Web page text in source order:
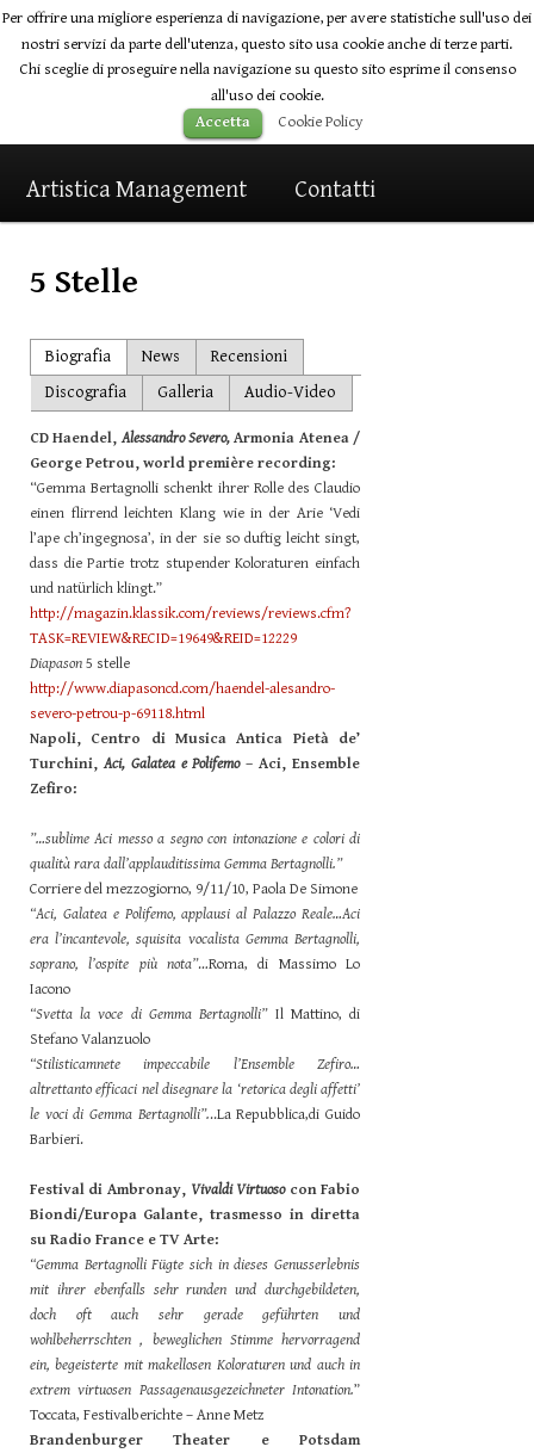
to
to
Artisti News
Artistica Management Contatti
5 Stelle
navigation
Biografia News
Recensioni
Discografia
Galleria Audio-Video
CD Haendel,Alessandro Severo, Armonia Atenea /
George Petrou, world première recording:
“Gemma Bertagnolli schenkt ihrer Rolle des Claudio
einen flirrend leichten Klang wie in der Arie ‘Vedi
l’ape ch’ingegnosa’, in der sie so duftig leicht singt,
dass die Partie trotz stupender Koloraturen einfach
und natürlich klingt.”
http://magazin.klassik.com/reviews/reviews.cfm?
TASK=REVIEW&RECID=19649&REID=12229
Diapason5 stelle
http://www.diapasoncd.com/haendel-alesandro-
severo-petrou-p-69118.html
Napoli, Centro di Musica Antica Pietà de’
Turchini,Aci, Galatea e Polifemo– Aci, Ensemble
Zefiro:
”…sublime Aci messo a segno con intonazione e colori di
qualità rara dall’applauditissima Gemma Bertagnolli.”
Corriere del mezzogiorno, 9/11/10, Paola De Simone
“Aci, Galatea e Polifemo, applausi al Palazzo Reale…Aci
era l’incantevole, squisita vocalista Gemma Bertagnolli,
soprano, l’ospite più nota”…Roma, di Massimo Lo
Iacono
“Svetta la voce di Gemma Bertagnolli”Il Mattino, di
Stefano Valanzuolo
“Stilisticamnete impeccabile l’Ensemble Zefiro…
altrettanto efficaci nel disegnare la ‘retorica degli affetti’
le voci di Gemma Bertagnolli”...La Repubblica,di Guido
Barbieri.
Festival di Ambronay, Vivaldi Virtuosocon Fabio
Biondi/Europa Galante, trasmesso in diretta
su Radio France e TV Arte:
“Gemma Bertagnolli Fügte sich in dieses Genusserlebnis
mit ihrer ebenfalls sehr runden und durchgebildeten,
doch oft auch sehr gerade geführten und
wohlbeherrschten , beweglichen Stimme hervorragend
ein, begeisterte mit makellosen Koloraturen und auch in
extrem virtuosen Passagenausgezeichneter Intonation.”
Toccata, Festivalberichte – Anne Metz
Brandenburger Theater e Potsdam
Per offrire una migliore esperienza di navigazione, per avere statistiche sull'uso dei
nostri servizi da parte dell'utenza, questo sito usa cookie anche di terze parti.
Chi sceglie di proseguire nella navigazione su questo sito esprime il consenso
all'uso dei cookie.
Accetta Cookie Policy